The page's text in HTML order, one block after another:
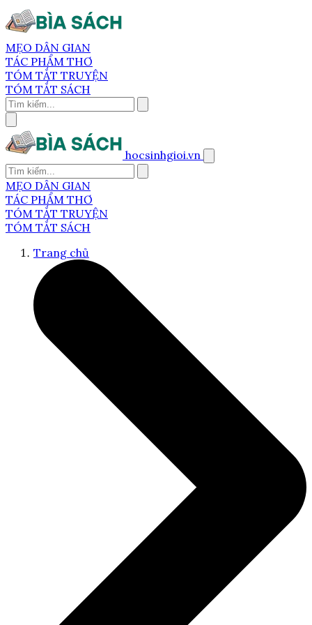
MẸO DÂN GIAN
TÁC PHẨM THƠ
TÓM TẮT TRUYỆN
TÓM TẮT SÁCH
hocsinhgioi.vn
MẸO DÂN GIAN
TÁC PHẨM THƠ
TÓM TẮT TRUYỆN
TÓM TẮT SÁCH
Trang chủ